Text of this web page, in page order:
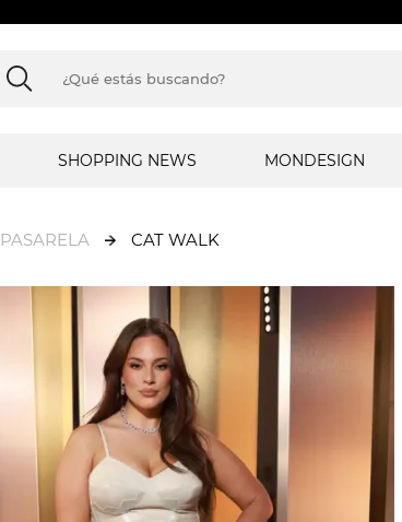
SHOPPING NEWS MONDESIGN
PASARELA CAT WALK